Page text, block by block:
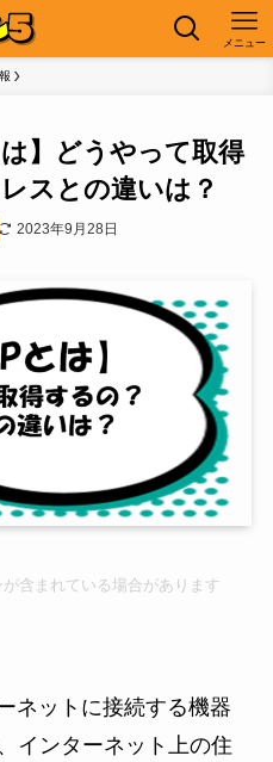
メニュー
】どうやって取得
スとの違いは？
2023年9月28日
が含まれている場合があります
ネットに接続する機器
インターネット上の住